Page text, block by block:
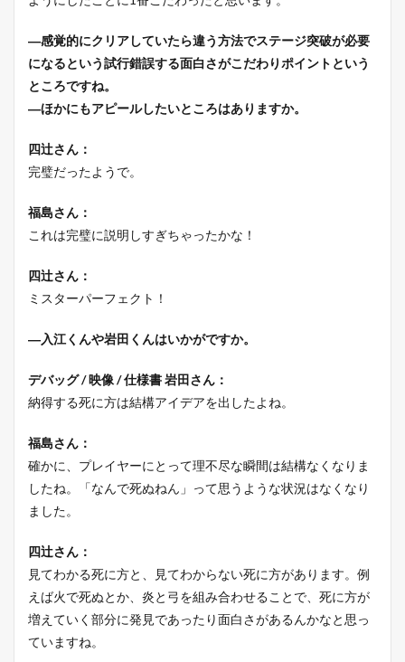
―感覚的にクリアしていたら違う方法でステージ突破が必要
になるという試行錯誤する面白さがこだわりポイントという
ところですね。
―ほかにもアピールしたいところはありますか。
四辻さん：
完璧だったようで。
福島さん：
これは完璧に説明しすぎちゃったかな！
四辻さん：
ミスターパーフェクト！
―入江くんや岩田くんはいかがですか。
デバッグ / 映像 / 仕様書 岩田さん：
納得する死に方は結構アイデアを出したよね。
福島さん：
確かに、プレイヤーにとって理不尽な瞬間は結構なくなりま
したね。「なんで死ぬねん」って思うような状況はなくなり
ました。
四辻さん：
見てわかる死に方と、見てわからない死に方があります。例
えば火で死ぬとか、炎と弓を組み合わせることで、死に方が
増えていく部分に発見であったり面白さがあるんかなと思っ
ていますね。